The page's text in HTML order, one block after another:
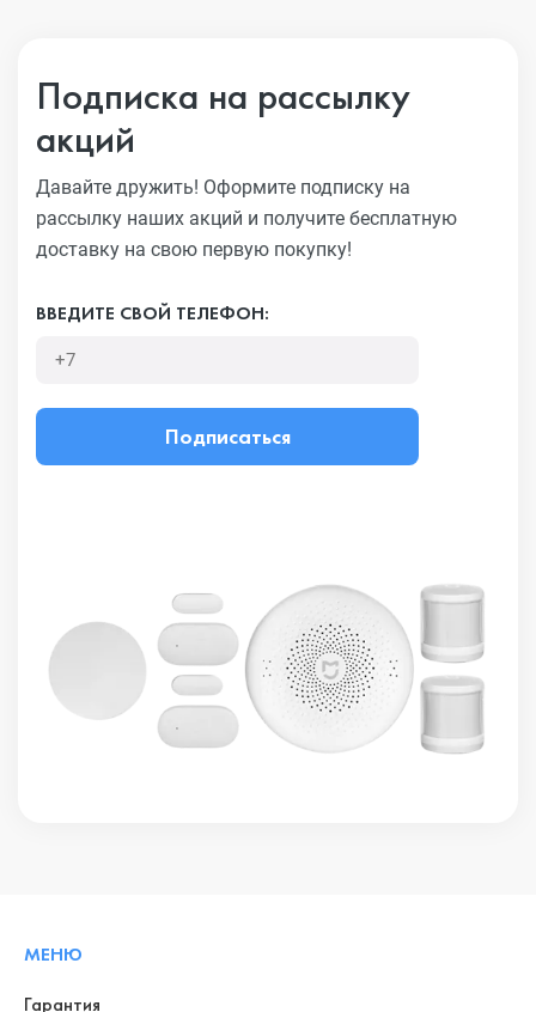
Подписка на рассылку
акций
Давайте дружить! Оформите подписку на
рассылку наших акций и получите бесплатную
доставку на свою первую покупку!
ВВЕДИТЕ СВОЙ ТЕЛЕФОН:
Подписаться
МЕНЮ
Гарантия